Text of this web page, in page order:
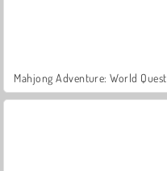
Mahjong Adventure: World Quest